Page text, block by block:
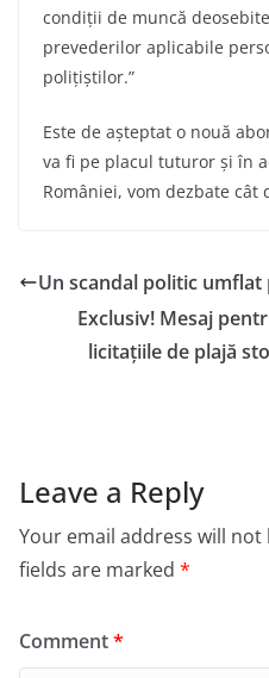
condiții de muncă
prevederilor aplicabile
polițiștilor.”
Este de așteptat o nouă
va fi pe placul tuturor și în
României, vom dezbate cât
Un scandal politic umflat
Exclusiv! Mesaj
licitațiile de plajă
Leave a Reply
Your email address will not
fields are marked *
Comment*